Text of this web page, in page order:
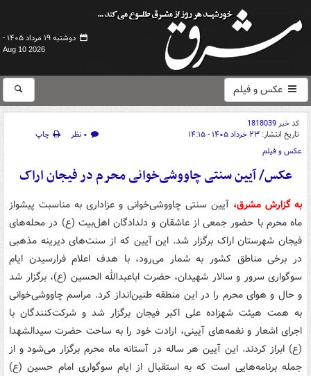
دوشنبه ۱۹ مرداد ۱۴۰۵ -
Aug 10 2026
عکس و فیلم
کد خبر1818039
تاریخ انتشار: ۲۳ خرداد ۱۴۰۵ - ۱۴:۱۵ ۰ نظر
چاپ
عکس و فیلم
عکس/ آیین سنتی چاووشی‌خوانی محرم در فیجان اراک
به گزارش مشرق، آیین سنتی چاووشی‌خوانی و عزاداری به مناسبت پیشواز
ماه محرم با حضور جمعی از عاشقان و دلدادگان اهل‌بیت (ع) در محله‌های
فیجان شهرستان اراک برگزار شد. این آیین که از سنت‌های دیرینه مذهبی
در برخی مناطق کشور به شمار می‌رود، با هدف اعلام فرارسیدن ایام
سوگواری سرور و سالار شهیدان، حضرت اباعبدالله الحسین (ع)، برگزار شد
و حال و هوای محرم را در این منطقه طنین‌انداز کرد. مراسم چاووشی‌خوانی
به همت هیئت شهزاده علی اکبر فیجان برگزار شد و شرکت‌کنندگان با
اجرای اشعار و نغمه‌های آیینی، ارادت خود را به ساحت حضرت سیدالشهدا
(ع) ابراز کردند. این آیین هر ساله در آستانه ماه محرم برگزار می‌شود و از
جمله برنامه‌هایی است که به استقبال از ایام سوگواری امام حسین (ع)